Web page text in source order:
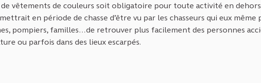
vêtements de couleurs soit obligatoire pour toute activité en dehors
en période de chasse d’être vu par les chasseurs qui eux
pompiers, familles…de retrouver plus facilement des personnes
ou parfois dans des lieux escarpés.